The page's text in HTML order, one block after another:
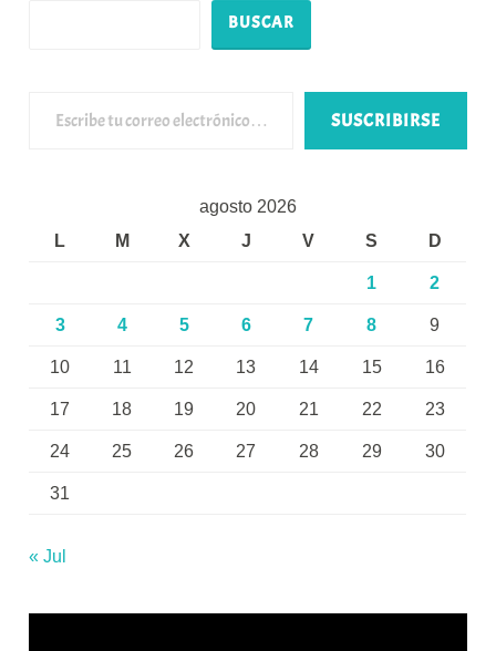
BUSCAR
SUSCRIBIRSE
agosto 2026
L
M X J V S D
1 2
3 4 5 6 7 8 9
10 11 12 13 14 15 16
17 18 19 20 21 22 23
24 25 26 27 28 29 30
31
« Jul